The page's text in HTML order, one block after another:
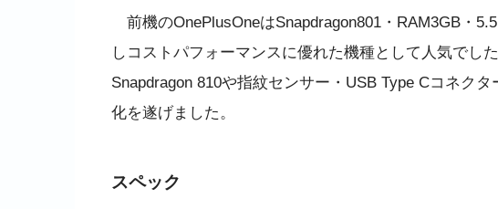
前機のOnePlusOneはSnapdragon801・RAM3GB・
しコストパフォーマンスに優れた機種として人気でし
Snapdragon 810や指紋センサー・USB Type Cコネク
化を遂げました。
スペック